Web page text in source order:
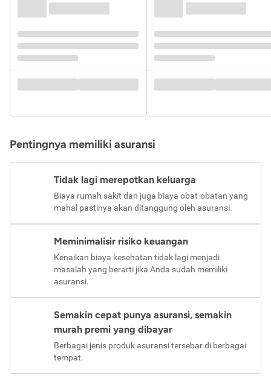
Pentingnya memiliki asuransi
Tidak lagi merepotkan keluarga
Biaya rumah sakit dan juga biaya obat-obatan yang
mahal pastinya akan ditanggung oleh asuransi.
Meminimalisir risiko keuangan
Kenaikan biaya kesehatan tidak lagi menjadi
masalah yang berarti jika Anda sudah memiliki
asuransi.
Semakin cepat punya asuransi, semakin
murah premi yang dibayar
Berbagai jenis produk asuransi tersebar di berbagai
tempat.